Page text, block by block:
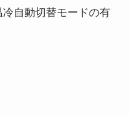
自動切替モードの有